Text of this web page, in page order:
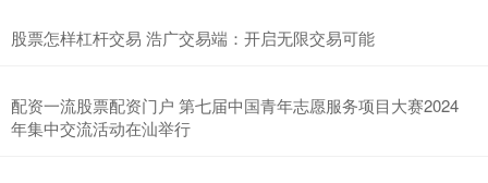
股票怎样杠杆交易 浩广交易端：开启无限交易可能
配资一流股票配资门户 第七届中国青年志愿服务项目大赛2024
年集中交流活动在汕举行